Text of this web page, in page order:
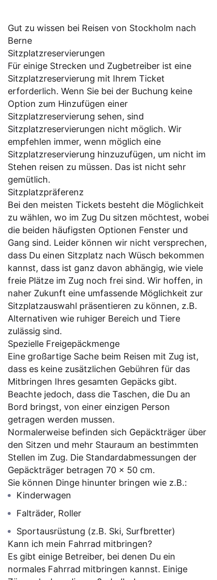
Gut zu wissen bei Reisen von Stockholm nach
Berne
Sitzplatzreservierungen
Für einige Strecken und Zugbetreiber ist eine
Sitzplatzreservierung mit Ihrem Ticket
erforderlich. Wenn Sie bei der Buchung keine
Option zum Hinzufügen einer
Sitzplatzreservierung sehen, sind
Sitzplatzreservierungen nicht möglich. Wir
empfehlen immer, wenn möglich eine
Sitzplatzreservierung hinzuzufügen, um nicht im
Stehen reisen zu müssen. Das ist nicht sehr
gemütlich.
Sitzplatzpräferenz
Bei den meisten Tickets besteht die Möglichkeit
zu wählen, wo im Zug Du sitzen möchtest, wobei
die beiden häufigsten Optionen Fenster und
Gang sind. Leider können wir nicht versprechen,
dass Du einen Sitzplatz nach Wüsch bekommen
kannst, dass ist ganz davon abhängig, wie viele
freie Plätze im Zug noch frei sind. Wir hoffen, in
naher Zukunft eine umfassende Möglichkeit zur
Sitzplatzauswahl präsentieren zu können, z.B.
Alternativen wie ruhiger Bereich und Tiere
zulässig sind.
Spezielle Freigepäckmenge
Eine großartige Sache beim Reisen mit Zug ist,
dass es keine zusätzlichen Gebühren für das
Mitbringen Ihres gesamten Gepäcks gibt.
Beachte jedoch, dass die Taschen, die Du an
Bord bringst, von einer einzigen Person
getragen werden mussen.
Normalerweise befinden sich Gepäckträger über
den Sitzen und mehr Stauraum an bestimmten
Stellen im Zug. Die Standardabmessungen der
Gepäckträger betragen 70 x 50 cm.
Sie können Dinge hinunter bringen wie z.B.:
Kinderwagen
Falträder, Roller
Sportausrüstung (z.B. Ski, Surfbretter)
Kann ich mein Fahrrad mitbringen?
Es gibt einige Betreiber, bei denen Du ein
normales Fahrrad mitbringen kannst. Einige